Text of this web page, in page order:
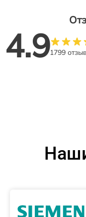
4.91799